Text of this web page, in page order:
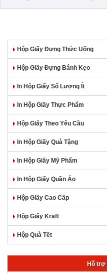
Hộp Giấy Đựng Thức Uống
Hộp Giấy Đựng Bánh Kẹo
In Hộp Giấy Số Lượng Ít
In Hộp Giấy Thực Phẩm
Hộp Giấy Theo Yêu Cầu
In Hộp Giấy Quà Tặng
In Hộp Giấy Mỹ Phẩm
In Hộp Giấy Quần Áo
Hộp Giấy Cao Cấp
Hộp Giấy Kraft
Hộp Quà Tết
Hỗ